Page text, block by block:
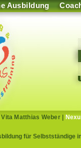
Ausbildung
|Vita Matthias Weber|
für Selbstständige